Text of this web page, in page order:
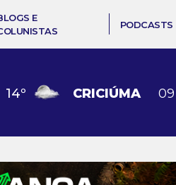
E
PODCASTS
14º CRICIÚMA